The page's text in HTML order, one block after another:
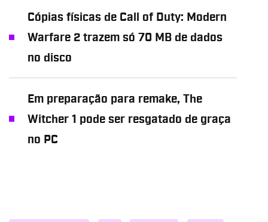
Cópias físicas de Call of Duty: Modern
Warfare 2 trazem só 70 MB de dados
no disco
Em preparação para remake, The
Witcher 1 pode ser resgatado de graça
no PC